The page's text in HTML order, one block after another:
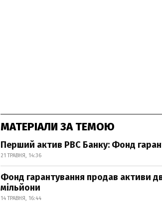
МАТЕРІАЛИ ЗА ТЕМОЮ
Перший актив РВС Банку: Фонд
21 ТРАВНЯ, 14:36
Фонд гарантування продав активи
мільйони
14 ТРАВНЯ, 16:44